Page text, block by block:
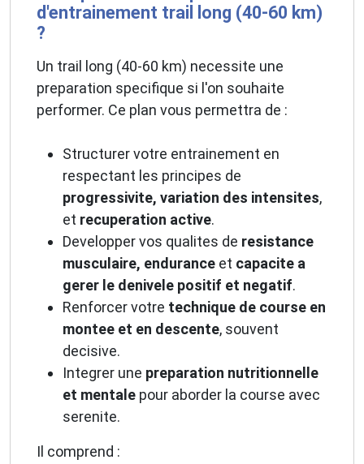
d'entrainement trail long (40-60 km)
?
Un trail long (40-60 km) necessite une
preparation specifique si l'on souhaite
performer. Ce plan vous permettra de :
Structurer votre entrainement en
respectant les principes de
progressivite, variation des intensites,
et recuperation active.
Developper vos qualites de resistance
musculaire, endurance et capacite a
gerer le denivele positif et negatif.
Renforcer votre technique de course en
montee et en descente, souvent
decisive.
Integrer une preparation nutritionnelle
et mentale pour aborder la course avec
serenite.
Il comprend :